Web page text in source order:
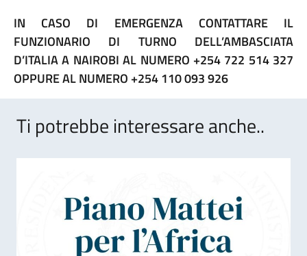
IN CASO DI EMERGENZA CONTATTARE IL
FUNZIONARIO DI TURNO DELL’AMBASCIATA
D’ITALIA A NAIROBI AL NUMERO +254 722 514 327
OPPURE AL NUMERO +254 110 093 926
Ti potrebbe interessare anche..